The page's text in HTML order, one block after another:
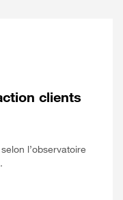
clients
l’observatoire